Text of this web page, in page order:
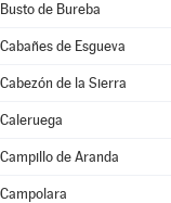
Busto de Bureba
Cabañes de Esgueva
Cabezón de la Sierra
Caleruega
Campillo de Aranda
Campolara